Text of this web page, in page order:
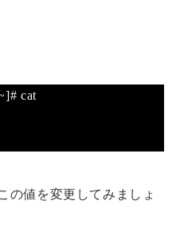
cat
の値を変更してみましょ